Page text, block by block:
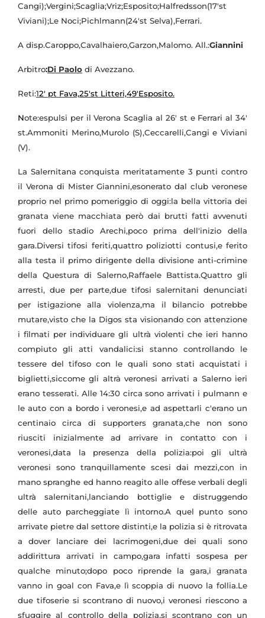
Cangi);Vergini;Scaglia;Vriz;Esposito;Halfredsson(17'st
Viviani);Le Noci;Pichlmann(24'st Selva),Ferrari.
A disp.Caroppo,Cavalhaiero,Garzon,Malomo. All.:Giannini
Arbitro:Di Paolo di Avezzano.
Reti:12' pt Fava,25'st Litteri,49'Esposito.
Note:espulsi per il Verona Scaglia al 26' st e Ferrari al 34'
st.Ammoniti Merino,Murolo (S),Ceccarelli,Cangi e Viviani
(V).
La Salernitana conquista meritatamente 3 punti contro
il Verona di Mister Giannini,esonerato dal club veronese
proprio nel primo pomeriggio di oggi:la bella vittoria dei
granata viene macchiata però dai brutti fatti avvenuti
fuori dello stadio Arechi,poco prima dell'inizio della
gara.Diversi tifosi feriti,quattro poliziotti contusi,e ferito
alla testa il primo dirigente della divisione anti-crimine
della Questura di Salerno,Raffaele Battista.Quattro gli
arresti, due per parte,due tifosi salernitani denunciati
per istigazione alla violenza,ma il bilancio potrebbe
mutare,visto che la Digos sta visionando con attenzione
i filmati per individuare gli ultrà violenti che ieri hanno
compiuto gli atti vandalici:si stanno controllando le
tessere del tifoso con le quali sono stati acquistati i
biglietti,siccome gli altrà veronesi arrivati a Salerno ieri
erano tesserati. Alle 14:30 circa sono arrivati i pulmann e
le auto con a bordo i veronesi,e ad aspettarli c'erano un
centinaio circa di supporters granata,che non sono
riusciti inizialmente ad arrivare in contatto con i
veronesi,data la presenza della polizia:poi gli ultrà
veronesi sono tranquillamente scesi dai mezzi,con in
mano spranghe ed hanno reagito alle offese verbali degli
ultrà salernitani,lanciando bottiglie e distruggendo
delle auto parcheggiate lì intorno.A quel punto sono
arrivate pietre dal settore distinti,e la polizia si è ritrovata
a dover lanciare dei lacrimogeni,due dei quali sono
addirittura arrivati in campo,gara infatti sospesa per
qualche minuto;dopo poco riprende la gara,i granata
vanno in goal con Fava,e lì scoppia di nuovo la follia.Le
due tifoserie si scontrano di nuovo,i veronesi riescono a
sfuggire al controllo della polizia,si scontrano con un